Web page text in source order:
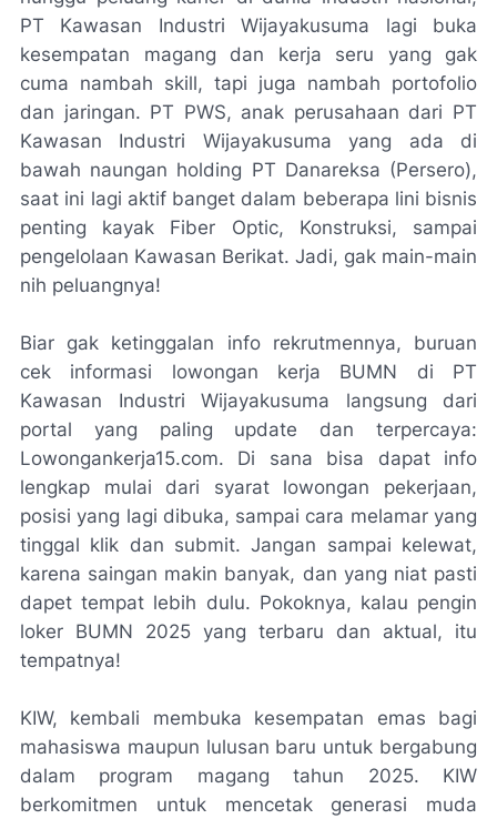
PT Kawasan Industri Wijayakusuma lagi buka
kesempatan magang dan kerja seru yang gak
cuma nambah skill, tapi juga nambah portofolio
dan jaringan. PT PWS, anak perusahaan dari PT
Kawasan Industri Wijayakusuma yang ada di
bawah naungan holding PT Danareksa (Persero),
saat ini lagi aktif banget dalam beberapa lini bisnis
penting kayak Fiber Optic, Konstruksi, sampai
pengelolaan Kawasan Berikat. Jadi, gak main-main
nih peluangnya!
Biar gak ketinggalan info rekrutmennya, buruan
cek informasi lowongan kerja BUMN di PT
Kawasan Industri Wijayakusuma langsung dari
portal yang paling update dan terpercaya:
Lowongankerja15.com. Di sana bisa dapat info
lengkap mulai dari syarat lowongan pekerjaan,
posisi yang lagi dibuka, sampai cara melamar yang
tinggal klik dan submit. Jangan sampai kelewat,
karena saingan makin banyak, dan yang niat pasti
dapet tempat lebih dulu. Pokoknya, kalau pengin
loker BUMN 2025 yang terbaru dan aktual, itu
tempatnya!
KIW, kembali membuka kesempatan emas bagi
mahasiswa maupun lulusan baru untuk bergabung
dalam program magang tahun 2025. KIW
berkomitmen untuk mencetak generasi muda